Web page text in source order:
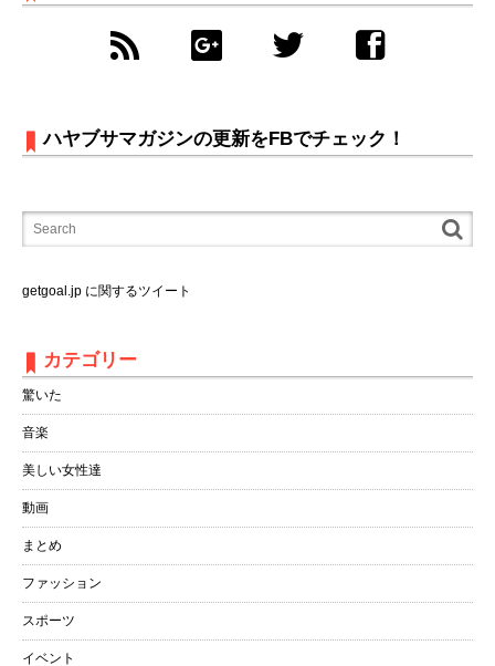
ハヤブサマガジンの更新をFBでチェック！
getgoal.jp に関するツイート
カテゴリー
驚いた
音楽
美しい女性達
動画
まとめ
ファッション
スポーツ
イベント